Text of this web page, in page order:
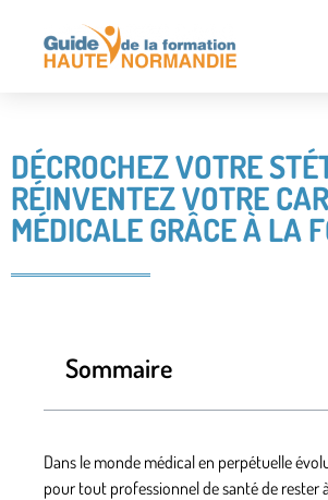
DÉCROCHEZ VOTRE
RÉINVENTEZ VOTRE
MÉDICALE GRÂCE À LA
Sommaire
Dans le monde médical en perpétuelle
pour tout professionnel de santéde rester